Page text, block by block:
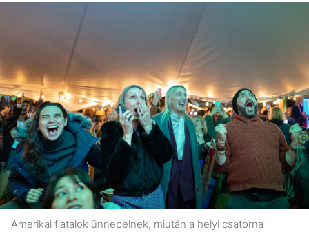
Amerikai fiatalok ünnepelnek, miután a helyi csatorna